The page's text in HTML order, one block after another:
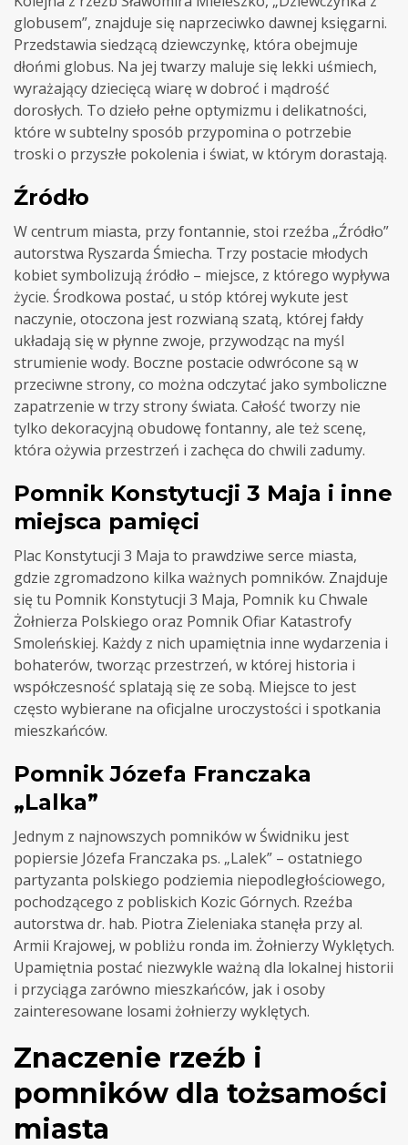
globusem”, znajduje się naprzeciwko dawnej księgarni.
Przedstawia siedzącą dziewczynkę, która obejmuje
dłońmi globus. Na jej twarzy maluje się lekki uśmiech,
wyrażający dziecięcą wiarę w dobroć i mądrość
dorosłych. To dzieło pełne optymizmu i delikatności,
które w subtelny sposób przypomina o potrzebie
troski o przyszłe pokolenia i świat, w którym dorastają.
Źródło
W centrum miasta, przy fontannie, stoi rzeźba „Źródło”
autorstwa Ryszarda Śmiecha. Trzy postacie młodych
kobiet symbolizują źródło – miejsce, z którego wypływa
życie. Środkowa postać, u stóp której wykute jest
naczynie, otoczona jest rozwianą szatą, której fałdy
układają się w płynne zwoje, przywodząc na myśl
strumienie wody. Boczne postacie odwrócone są w
przeciwne strony, co można odczytać jako symboliczne
zapatrzenie w trzy strony świata. Całość tworzy nie
tylko dekoracyjną obudowę fontanny, ale też scenę,
która ożywia przestrzeń i zachęca do chwili zadumy.
Pomnik Konstytucji 3 Maja i inne
miejsca pamięci
Plac Konstytucji 3 Maja to prawdziwe serce miasta,
gdzie zgromadzono kilka ważnych pomników. Znajduje
się tu Pomnik Konstytucji 3 Maja, Pomnik ku Chwale
Żołnierza Polskiego oraz Pomnik Ofiar Katastrofy
Smoleńskiej. Każdy z nich upamiętnia inne wydarzenia i
bohaterów, tworząc przestrzeń, w której historia i
współczesność splatają się ze sobą. Miejsce to jest
często wybierane na oficjalne uroczystości i spotkania
mieszkańców.
Pomnik Józefa Franczaka
„Lalka”
Jednym z najnowszych pomników w Świdniku jest
popiersie Józefa Franczaka ps. „Lalek” – ostatniego
partyzanta polskiego podziemia niepodległościowego,
pochodzącego z pobliskich Kozic Górnych. Rzeźba
autorstwa dr. hab. Piotra Zieleniaka stanęła przy al.
Armii Krajowej, w pobliżu ronda im. Żołnierzy Wyklętych.
Upamiętnia postać niezwykle ważną dla lokalnej historii
i przyciąga zarówno mieszkańców, jak i osoby
zainteresowane losami żołnierzy wyklętych.
Znaczenie rzeźb i
pomników dla tożsamości
miasta